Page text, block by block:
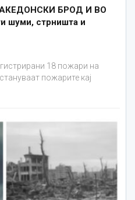
БРОД И ВО
шуми, стрништа и
18 пожари на
пожарите кај